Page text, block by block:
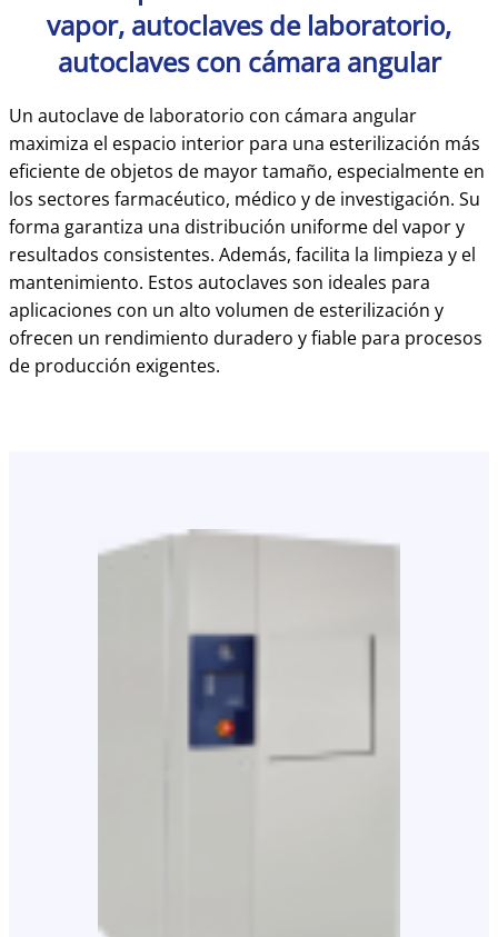
vapor, autoclaves de laboratorio,
autoclaves con cámara angular
Un autoclave de laboratorio con cámara angular
maximiza el espacio interior para una esterilización más
eficiente de objetos de mayor tamaño, especialmente en
los sectores farmacéutico, médico y de investigación. Su
forma garantiza una distribución uniforme del vapor y
resultados consistentes. Además, facilita la limpieza y el
mantenimiento. Estos autoclaves son ideales para
aplicaciones con un alto volumen de esterilización y
ofrecen un rendimiento duradero y fiable para procesos
de producción exigentes.